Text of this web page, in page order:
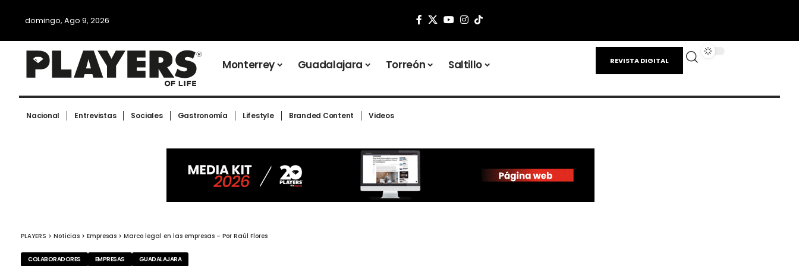
domingo, Ago 9, 2026
Monterrey Guadalajara Torreón Saltillo REVISTA DIGITAL
Nacional Entrevistas Sociales Gastronomía Lifestyle Branded Content Videos
PLAYERS > Noticias > Empresas > Marco legal en las empresas – Por Raúl Flores
COLABORADORES EMPRESAS GUADALAJARA